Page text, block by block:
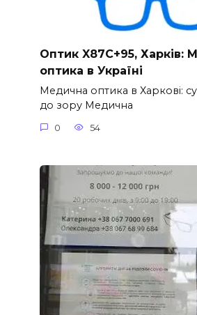
Оптик X87C+95, Харків:
оптика в Україні
Медична оптика в Харкові:
до зору Медична
0 54